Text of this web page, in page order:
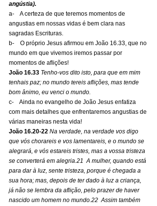
angústia).
a-    A certeza de que teremos momentos de
angustias em nossas vidas é bem clara nas
sagradas Escrituras.
b-    O próprio Jesus afirmou em João 16.33, que no
mundo em que vivemos iremos passar por
momentos de aflições!
João 16.33 Tenho-vos dito isto, para que em mim
tenhais paz; no mundo tereis aflições, mas tende
bom ânimo, eu venci o mundo.
c-    Ainda no evangelho de João Jesus enfatiza
com mais detalhes que enfrentaremos angustias de
várias maneiras nesta vida!
João 16.20-22 Na verdade, na verdade vos digo
que vós chorareis e vos lamentareis, e o mundo se
alegrará, e vós estareis tristes, mas a vossa tristeza
se converterá em alegria.21  A mulher, quando está
para dar à luz, sente tristeza, porque é chegada a
sua hora; mas, depois de ter dado à luz a criança,
já não se lembra da aflição, pelo prazer de haver
nascido um homem no mundo.22  Assim também